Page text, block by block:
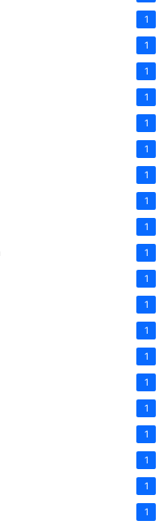
1
1
1
1
1
1
1
1
1
1
1
1
1
1
1
1
1
1
1
1